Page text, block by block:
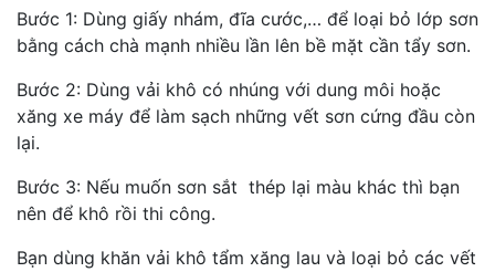
Bước 1: Dùng giấy nhám, đĩa cước,… để loại bỏ lớp sơn
bằng cách chà mạnh nhiều lần lên bề mặt cần tẩy sơn.
Bước 2: Dùng vải khô có nhúng với dung môi hoặc
xăng xe máy để làm sạch những vết sơn cứng đầu còn
lại.
Bước 3: Nếu muốn sơn sắt thép lại màu khác thì bạn
nên để khô rồi thi công.
Bạn dùng khăn vải khô tẩm xăng lau và loại bỏ các vết